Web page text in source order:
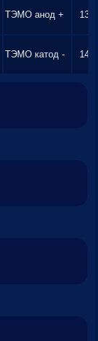
ТЭМО анод + 13
ТЭМО катод - 14